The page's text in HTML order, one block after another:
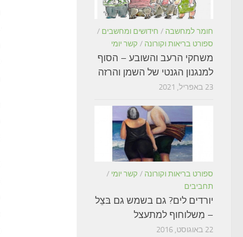
חומר למחשבה / חידושים ומחשבים /
ספורט בריאות וקורונה / קשר יומי
משחקי הרעב והשובע – הסוף
למנגנון הגנטי של השמן והרזה
23 באפריל, 2021
ספורט בריאות וקורונה / קשר יומי /
תחביבים
יורדים לים? גם בשמש גם בּצֵל
– מִשלוחוף למתעצל
22 באוגוסט, 2016